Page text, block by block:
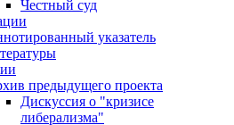
Честный суд
указатель
предыдущего проекта
Дискуссия о "кризисе
либерализма"